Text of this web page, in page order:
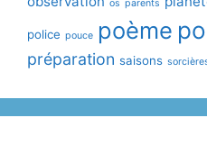
os parents
police pouce poème
préparation saisons